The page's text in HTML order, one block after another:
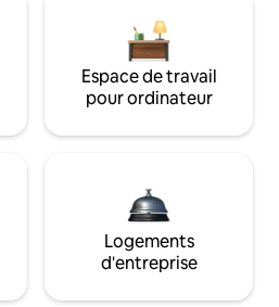
Espace de travail
pour ordinateur
Logements
d'entreprise